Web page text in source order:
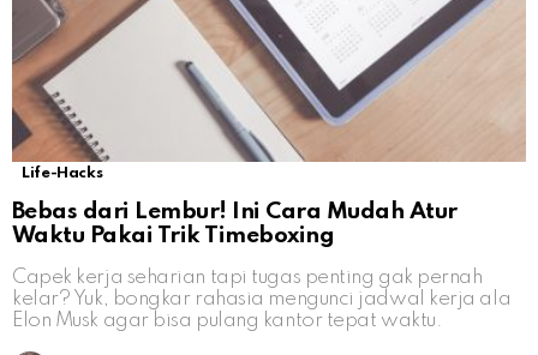
Life-Hacks
Bebas dari Lembur! Ini Cara Mudah Atur
Waktu Pakai Trik Timeboxing
Capek kerja seharian tapi tugas penting gak pernah
kelar? Yuk, bongkar rahasia mengunci jadwal kerja ala
Elon Musk agar bisa pulang kantor tepat waktu.